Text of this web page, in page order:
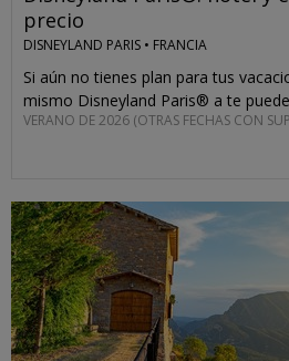
precio
DISNEYLAND PARIS • FRANCIA
Si aún no tienes plan para tus
mismo Disneyland Paris® a te
VERANO DE 2026 (OTRAS FECHAS CON